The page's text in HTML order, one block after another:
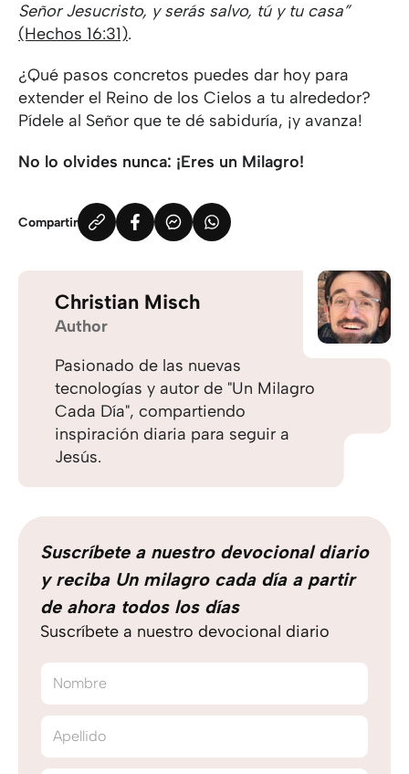
Señor Jesucristo, y serás salvo, tú y tu casa”
(Hechos 16:31).
¿Qué pasos concretos puedes dar hoy para
extender el Reino de los Cielos a tu alrededor?
Pídele al Señor que te dé sabiduría, ¡y avanza!
No lo olvides nunca: ¡Eres un Milagro!
Compartir
Christian Misch
Author
Pasionado de las nuevas
tecnologías y autor de "Un Milagro
Cada Día", compartiendo
inspiración diaria para seguir a
Jesús.
Suscríbete a nuestro devocional diario
y reciba Un milagro cada día a partir
de ahora todos los días
Suscríbete a nuestro devocional diario
Nombre
Apellido